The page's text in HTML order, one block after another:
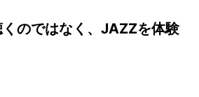
のではなく、JAZZを体験